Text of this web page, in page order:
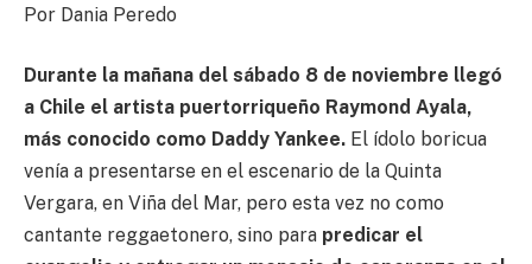
Por Dania Peredo
Durante la mañana del sábado 8 de noviembre llegó
a Chile el artista puertorriqueño Raymond Ayala,
más conocido como Daddy Yankee. El ídolo boricua
venía a presentarse en el escenario de la Quinta
Vergara, en Viña del Mar, pero esta vez no como
cantante reggaetonero, sino para predicar el